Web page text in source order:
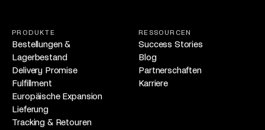
PRODUKTE
Bestellungen &
Lagerbestand
Delivery Promise
Fulfillment
Europäische Expansion
Lieferung
Tracking & Retouren
RESSOURCEN
Success Stories
Blog
Partnerschaften
Karriere